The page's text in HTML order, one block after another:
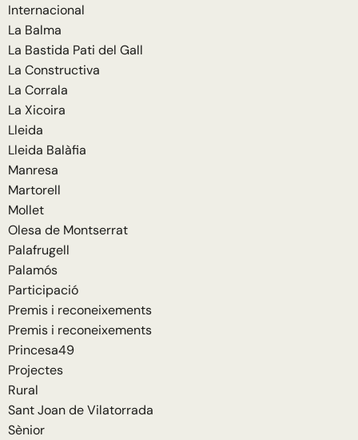
Internacional
La Balma
La Bastida Pati del Gall
La Constructiva
La Corrala
La Xicoira
Lleida
Lleida Balàfia
Manresa
Martorell
Mollet
Olesa de Montserrat
Palafrugell
Palamós
Participació
Premis i reconeixements
Premis i reconeixements
Princesa49
Projectes
Rural
Sant Joan de Vilatorrada
Sènior